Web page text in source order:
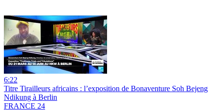
6:22
Titre Tirailleurs africains : l’exposition de Bonaventure Soh Bejeng
Ndikung à Berlin
FRANCE 24